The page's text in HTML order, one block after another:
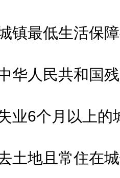
最低生活保障
人民共和国残
6个月以上的
地且常住在城